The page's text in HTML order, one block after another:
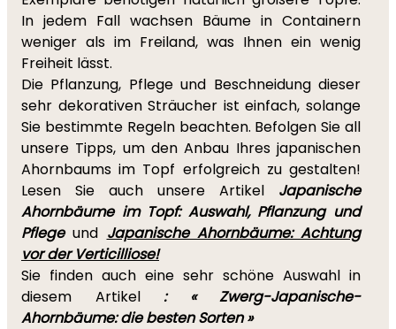
In jedem Fall wachsen Bäume in Containern
weniger als im Freiland, was Ihnen ein wenig
Freiheit lässt.
Die Pflanzung, Pflege und Beschneidung dieser
sehr dekorativen Sträucher ist einfach, solange
Sie bestimmte Regeln beachten. Befolgen Sie all
unsere Tipps, um den Anbau Ihres japanischen
Ahornbaums im Topf erfolgreich zu gestalten!
Lesen Sie auch unsere Artikel Japanische
Ahornbäume im Topf: Auswahl, Pflanzung und
Pflegeund Japanische Ahornbäume: Achtung
vor der Verticilliose!
Sie finden auch eine sehr schöne Auswahl in
diesem Artikel:
« Zwerg-Japanische-
Ahornbäume: die besten Sorten »